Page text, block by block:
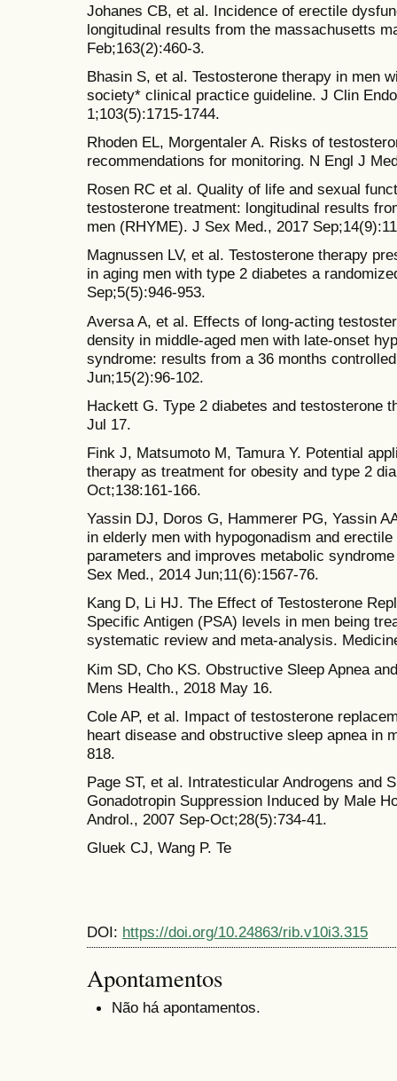
Johanes CB, et al. Incidence of erectile
longitudinal results from the massachusetts
Feb;163(2):460-3.
Bhasin S, et al. Testosterone therapy in men
society* clinical practice guideline. J Clin
1;103(5):1715-1744.
Rhoden EL, Morgentaler A. Risks of
recommendations for monitoring. N Engl J
Rosen RC et al. Quality of life and sexual
testosterone treatment: longitudinal results
men (RHYME). J Sex Med., 2017
Magnussen LV, et al. Testosterone therapy
in aging men with type 2 diabetes a
Sep;5(5):946-953.
Aversa A, et al. Effects of long-acting
density in middle-aged men with late-onset
syndrome: results from a 36 months
Jun;15(2):96-102.
Hackett G. Type 2 diabetes and testosterone
Jul 17.
Fink J, Matsumoto M, Tamura Y. Potential
therapy as treatment for obesity and type 2
Oct;138:161-166.
Yassin DJ, Doros G, Hammerer PG, Yassin
in elderly men with hypogonadism and
parameters and improves metabolic
Sex Med., 2014 Jun;11(6):1567-76.
Kang D, Li HJ. The Effect of Testosterone
Specific Antigen (PSA) levels in men being
systematic review and meta-analysis.
Kim SD, Cho KS. Obstructive Sleep Apnea
Mens Health., 2018 May 16.
Cole AP, et al. Impact of testosterone
heart disease and obstructive sleep apnea in
818.
Page ST, et al. Intratesticular Androgens and
Gonadotropin Suppression Induced by Male
Androl., 2007 Sep-Oct;28(5):734-41.
Gluek CJ, Wang P. Te
DOI: https://doi.org/10.24863/rib.v10i3.315
Apontamentos
Não há apontamentos.